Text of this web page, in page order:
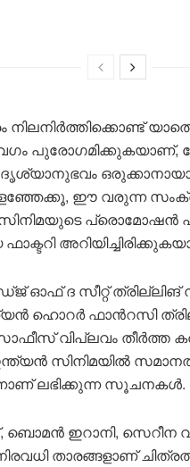
നിലനിർത്തിക്കൊണ്ട്
ഈ വരുന്ന
പ്രൊമോഷൻ
ദ സീറ്റ് ത്രില്ലിങ്
ഹൊറർ ഫാന്‍റസി
വിപ്ലവം തീർത്ത
സിനിമയിൽ
ലഭിക്കുന്ന സൂചനകൾ.
ഇറാനി, സെറീന
താരങ്ങളാണ്